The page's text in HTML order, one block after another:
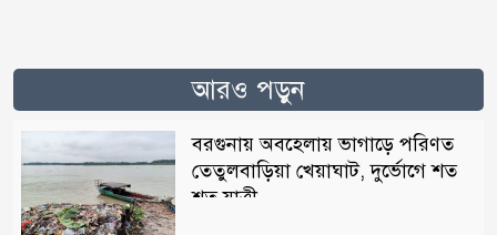
আরও পড়ুন
বরগুনায় অবহেলায় ভাগাড়ে পরিণত
তেতুলবাড়িয়া খেয়াঘাট, দুর্ভোগে শত
শত যাত্রী